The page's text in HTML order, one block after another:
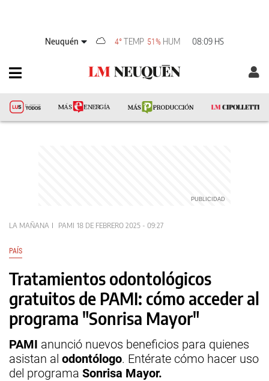
Neuquén 4°TEMP 51% HUM 08:09 HS
LA MAÑANA PAMI 18 DE FEBRERO 2025 - 09:27
PAÍS
Tratamientos odontológicos
gratuitos de PAMI: cómo acceder al
programa "Sonrisa Mayor"
PAMI anunció nuevos beneficios para quienes
asistan al odontólogo. Entérate cómo hacer uso
del programa Sonrisa Mayor.